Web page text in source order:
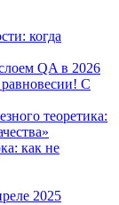
когда
QA в 2026
С
теоретика:
как не
2025